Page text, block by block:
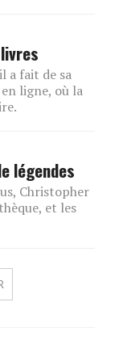
a fait de sa
ligne, où la
légendes
Christopher
et les